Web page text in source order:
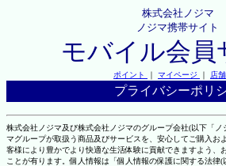
株式会社ノジマ
ノジマ携帯サイト
モバイル会員
ポイント ｜ マイページ ｜ 店
プライバシーポリ
株式会社ノジマ及び株式会社ノジマのグループ会社(以下「
マグループが取扱う商品及びサービスを、安心してご購入お
客様により豊かでより快適な生活体験に貢献できますよう、
ことが有ります。個人情報は「個人情報の保護に関する法律